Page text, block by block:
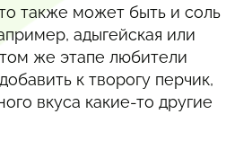
также может быть и соль
адыгейская или
же этапе любители
к творогу перчик,
вкуса какие-то другие